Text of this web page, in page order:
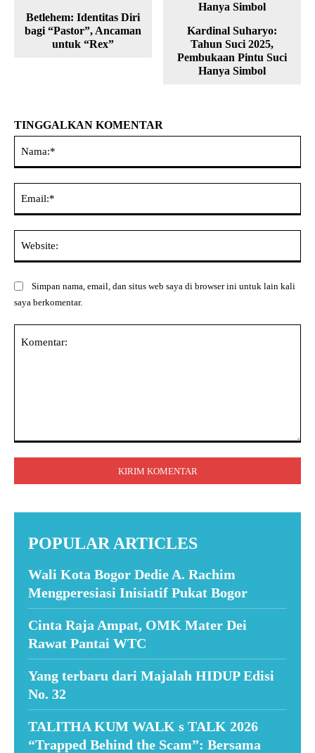
Betlehem: Identitas Diri
bagi “Pastor”, Ancaman
untuk “Rex”
Kardinal Suharyo:
Tahun Suci 2025,
Pembukaan Pintu Suci
Hanya Simbol
TINGGALKAN KOMENTAR
Simpan nama, email, dan situs web saya di browser ini untuk lain kali
saya berkomentar.
POPULAR ARTICLES
Wali Kota Bogor Dedie A. Rachim
Mengperesiasi Inisiatif Pukat Bogor
Cinta Raja Ampat, OMK Mater Dei
Rawat Pantai WTC
Yang terbaru dari Majalah HIDUP Edisi
No. 32
TALITHA KUM WALK s TALK 2026
“Trapped Behind the Scam”: Bersama